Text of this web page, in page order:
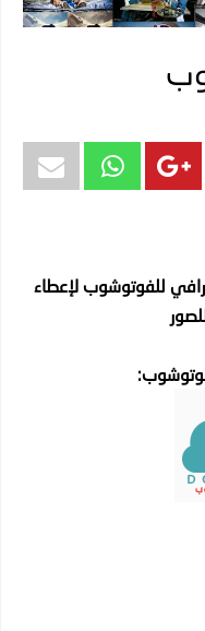
165 أكشن إحترافي للفوتوشوب لإعطاء